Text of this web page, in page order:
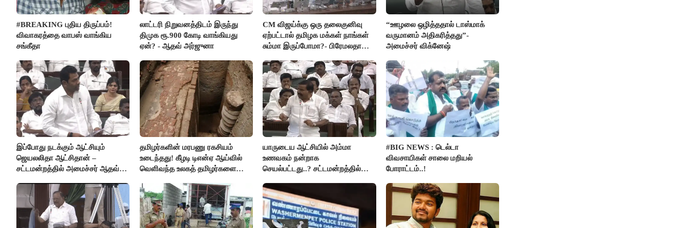
#BREAKING புதிய திருப்பம்!
விவாகரத்தை வாபஸ் வாங்கிய
சங்கீதா
லாட்டரி நிறுவனத்திடம் இருந்து
திமுக ரூ.900 கோடி வாங்கியது
ஏன்? - ஆதவ் அர்ஜுனா
CM விஜய்க்கு ஒரு தலைகுனிவு
ஏற்பட்டால் தமிழக மக்கள் நாங்கள்
சும்மா இருப்போமா?- பிரேமலதா
“ஊழலை ஒழித்ததால் டாஸ்மாக்
வருமானம் அதிகரித்தது”-
அமைச்சர் விக்னேஷ்
இப்போது நடக்கும் ஆட்சியும்
ஜெயலலிதா ஆட்சிதான் –
சட்டமன்றத்தில் அமைச்சர் ஆதவ்
தமிழர்களின் மரபணு ரகசியம்
உடைந்தது! கீழடி டிஎன்ஏ ஆய்வில்
வெளிவந்த உலகத் தமிழர்களை
யாருடைய ஆட்சியில் அம்மா
உணவகம் நன்றாக
செயல்பட்டது..? சட்டமன்றத்தில்
#BIG NEWS : டெல்டா
விவசாயிகள் சாலை மறியல்
போராட்டம்..!